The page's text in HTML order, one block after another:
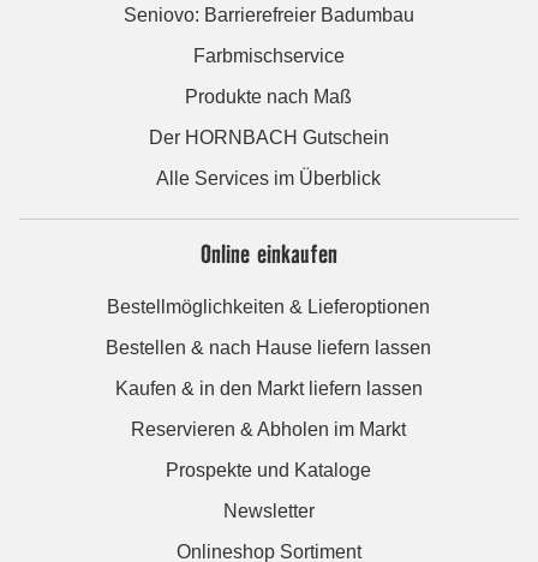
Seniovo: Barrierefreier Badumbau
Farbmischservice
Produkte nach Maß
Der HORNBACH Gutschein
Alle Services im Überblick
Online einkaufen
Bestellmöglichkeiten & Lieferoptionen
Bestellen & nach Hause liefern lassen
Kaufen & in den Markt liefern lassen
Reservieren & Abholen im Markt
Prospekte und Kataloge
Newsletter
Onlineshop Sortiment